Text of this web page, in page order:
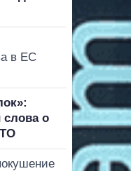
в ЕС
о